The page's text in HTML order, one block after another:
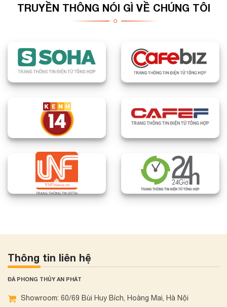
TRUYỀN THÔNG NÓI GÌ VỀ CHÚNG TÔI
Thông tin liên hệ
ĐÁ PHONG THỦY AN PHÁT
Showroom: 60/69 Bùi Huy Bích, Hoàng Mai, Hà Nội